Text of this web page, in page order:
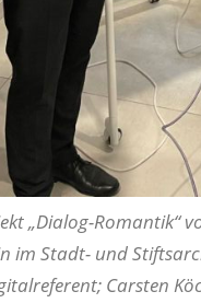
„Dialog-Romantik“
im Stadt- und
Carsten